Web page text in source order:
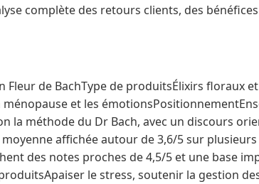
complète des retours clients, des
Fleur de BachType de produitsÉlixirs floraux
et les
la méthode du Dr Bach, avec un discours
affichée autour de 3,6/5 sur plusieurs
des notes proches de 4,5/5 et une base
le stress, soutenir la gestion